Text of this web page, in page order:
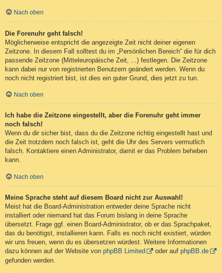
Nach oben
Die Forenuhr geht falsch!
Möglicherweise entspricht die angezeigte Zeit nicht deiner eigenen
Zeitzone. In diesem Fall solltest du im „Persönlichen Bereich“ die für dich
passende Zeitzone (Mitteleuropäische Zeit, ...) festlegen. Die Zeitzone
kann dabei nur von registrierten Benutzern geändert werden. Wenn du
noch nicht registriert bist, ist dies ein guter Grund, dies jetzt zu tun.
Nach oben
Ich habe die Zeitzone eingestellt, aber die Forenuhr geht immer
noch falsch!
Wenn du dir sicher bist, dass du die Zeitzone richtig eingestellt hast und
die Zeit trotzdem noch falsch ist, geht die Uhr des Servers vermutlich
falsch. Kontaktiere einen Administrator, damit er das Problem beheben
kann.
Nach oben
Meine Sprache steht auf diesem Board nicht zur Auswahl!
Meist hat die Board-Administration entweder deine Sprache nicht
installiert oder niemand hat das Forum bislang in deine Sprache
übersetzt. Frage ggf. einen Board-Administrator, ob er das Sprachpaket,
das du benötigst, installieren kann. Falls es noch nicht existiert, würden
wir uns freuen, wenn du es übersetzen würdest. Weitere Informationen
dazu können auf der Website von phpBB Limited oder auf phpBB.de
gefunden werden.